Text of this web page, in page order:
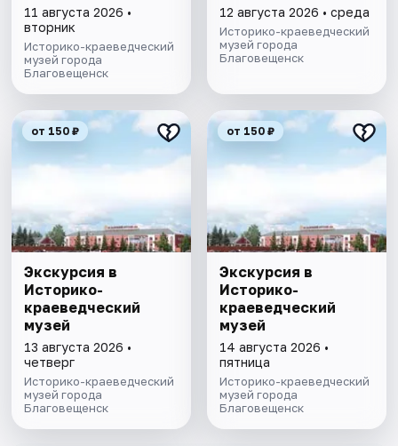
11 августа 2026 •
вторник
Историко-краеведческий
музей города
Благовещенск
12 августа 2026 • среда
Историко-краеведческий
музей города
Благовещенск
от 150 ₽
Экскурсия в
Историко-
краеведческий
музей
13 августа 2026 •
четверг
Историко-краеведческий
музей города
Благовещенск
от 150 ₽
Экскурсия в
Историко-
краеведческий
музей
14 августа 2026 •
пятница
Историко-краеведческий
музей города
Благовещенск